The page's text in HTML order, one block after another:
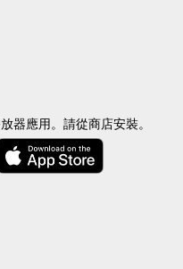
器應用。請從商店安裝。